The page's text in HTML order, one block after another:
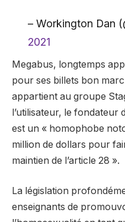
– Workington Dan
2021
Megabus, longtemps
pour ses billets bon
appartient au groupe
l’utilisateur, le fondateur
est un « homophobe
million de dollars pour
maintien de l’article 28 ».
La législation
enseignants de